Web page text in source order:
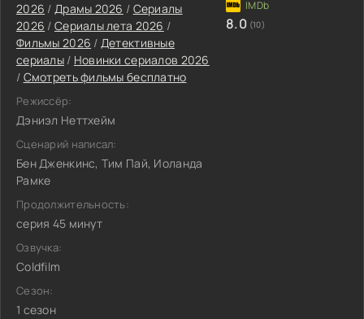
2026 / Драмы 2026 / Сериалы
2026 / Сериалы лета 2026 /
Фильмы 2026 / Детективные
сериалы/ Новинки сериалов 2026
/ Смотреть фильмы бесплатно
Режиссёр:
Дэниэл Неттхейм
Сценарий написал:
Бен Дженкинс, Тим Пай, Иоланда
Рамке
Продолжительность:
серия 45 минут
Озвучка:
Coldfilm
Сезон:
1 сезон
8.0 (10)